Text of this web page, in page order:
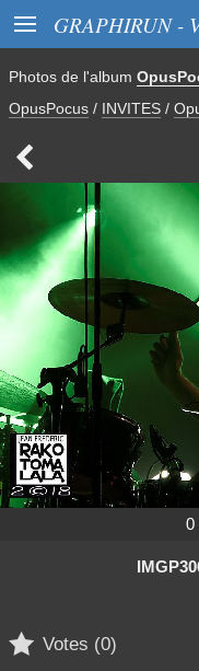
 GRAPHIRUN -
Photos de l'album
OpusPocus / INVITES /

0
 Votes (0)